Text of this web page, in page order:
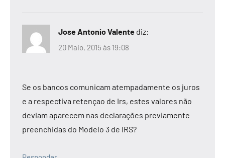
Jose Antonio Valente diz:
20 Maio, 2015 às 19:08
Se os bancos comunicam atempadamente os juros
e a respectiva retençao de Irs, estes valores não
deviam aparecem nas declarações previamente
preenchidas do Modelo 3 de IRS?